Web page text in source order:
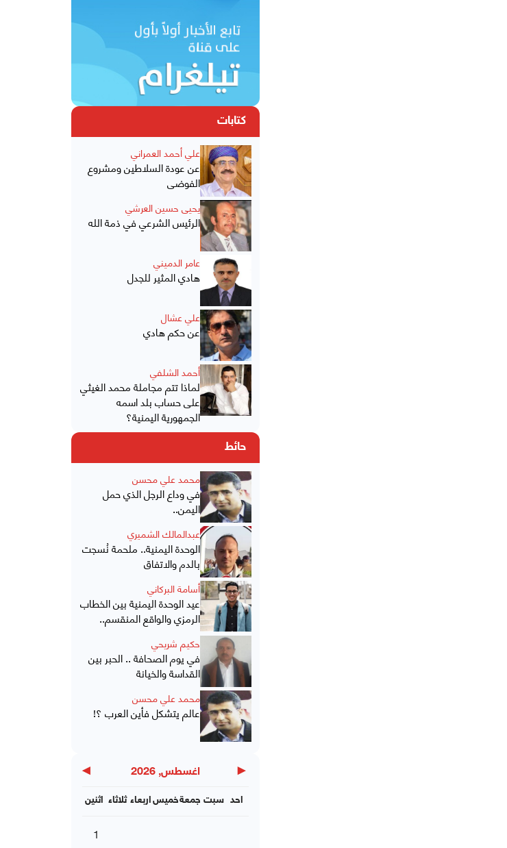
كتابات
علي أحمد العمراني
عن عودة السلاطين ومشروع
الفوضى
يحيى حسين العرشي
الرئيس الشرعي في ذمة الله
عامر الدميني
هادي المثير للجدل
علي عشال
عن حكم هادي
أحمد الشلفي
لماذا تتم مجاملة محمد الغيثي
على حساب بلد اسمه
الجمهورية اليمنية؟
حائط
محمد علي محسن
في وداع الرجل الذي حمل
اليمن..
عبدالمالك الشميري
الوحدة اليمنية.. ملحمة نُسجت
بالدم والاتفاق
أسامة البركاني
عيد الوحدة اليمنية بين الخطاب
الرمزي والواقع المنقسم..
حكيم شريحي
في يوم الصحافة .. الحبر بين
القداسة والخيانة
محمد علي محسن
عالم يتشكل فأين العرب ؟!
◀ اغسطس, 2026 ▶
اثنين ثلاثاء اربعاءخميسجمعة سبت احد
1